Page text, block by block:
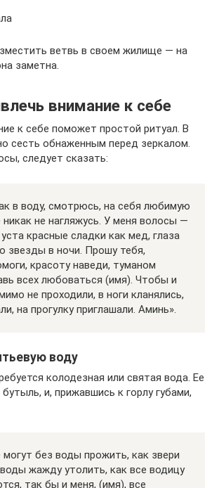
ветвь в своем жилище — на
заметна.
внимание к себе
к себе поможет простой ритуал. В
сесть обнаженным перед зеркалом.
следует сказать:
в воду, смотрюсь, на себя любимую
не нагляжусь. У меня волосы —
красные сладки как мед, глаза
звезды в ночи. Прошу тебя,
красоту наведи, туманом
всех любоваться (имя). Чтобы и
не проходили, в ноги кланялись,
на прогулку приглашали. Аминь».
воду
колодезная или святая вода. Ее
и, прижавшись к горлу губами,
без воды прожить, как звери
жажду утолить, как все водицу
так бы и меня, (имя), все